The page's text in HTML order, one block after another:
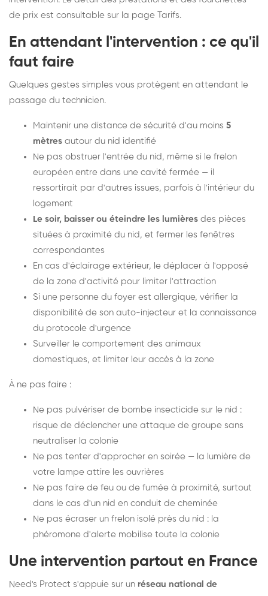
de prix est consultable sur la page Tarifs.
En attendant l'intervention : ce qu'il
faut faire
Quelques gestes simples vous protègent en attendant le
passage du technicien.
Maintenir une distance de sécurité d'au moins 5
mètres autour du nid identifié
Ne pas obstruer l'entrée du nid, même si le frelon
européen entre dans une cavité fermée — il
ressortirait par d'autres issues, parfois à l'intérieur du
logement
Le soir, baisser ou éteindre les lumières des pièces
situées à proximité du nid, et fermer les fenêtres
correspondantes
En cas d'éclairage extérieur, le déplacer à l'opposé
de la zone d'activité pour limiter l'attraction
Si une personne du foyer est allergique, vérifier la
disponibilité de son auto-injecteur et la connaissance
du protocole d'urgence
Surveiller le comportement des animaux
domestiques, et limiter leur accès à la zone
À ne pas faire :
Ne pas pulvériser de bombe insecticide sur le nid :
risque de déclencher une attaque de groupe sans
neutraliser la colonie
Ne pas tenter d'approcher en soirée — la lumière de
votre lampe attire les ouvrières
Ne pas faire de feu ou de fumée à proximité, surtout
dans le cas d'un nid en conduit de cheminée
Ne pas écraser un frelon isolé près du nid : la
phéromone d'alerte mobilise toute la colonie
Une intervention partout en France
Need's Protect s'appuie sur un réseau national de